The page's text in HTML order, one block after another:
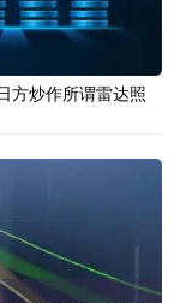
方炒作所谓雷达照